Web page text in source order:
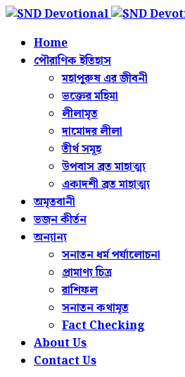
Home
পৌরাণিক ইতিহাস
মহাপুরুষ এর জীবনী
ভক্তের মহিমা
লীলামৃত
দামোদর লীলা
তীর্থ সমূহ
উপবাস ব্রত মাহাত্ম্য
একাদশী ব্রত মাহাত্ম্য
অমৃতবানী
ভজন কীর্তন
অন্যান্য
সনাতন ধর্ম পর্যালোচনা
প্রামাণ্য চিত্র
রাশিফল
সনাতন কথামৃত
Fact Checking
About Us
Contact Us